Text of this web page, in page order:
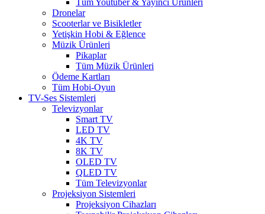
Tüm Youtuber & Yayıncı Ürünleri
Dronelar
Scooterlar ve Bisikletler
Yetişkin Hobi & Eğlence
Müzik Ürünleri
Pikaplar
Tüm Müzik Ürünleri
Ödeme Kartları
Tüm Hobi-Oyun
TV-Ses Sistemleri
Televizyonlar
Smart TV
LED TV
4K TV
8K TV
OLED TV
QLED TV
Tüm Televizyonlar
Projeksiyon Sistemleri
Projeksiyon Cihazları